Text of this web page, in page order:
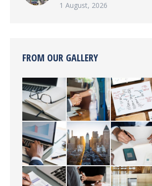
1 August, 2026
FROM OUR GALLERY